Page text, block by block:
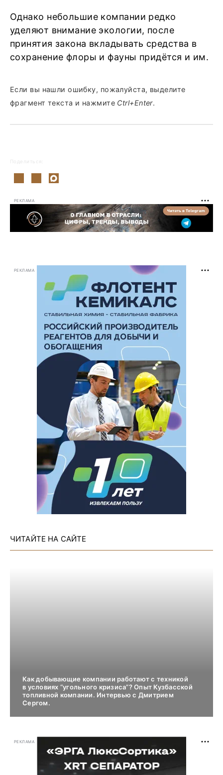
Однако небольшие компании редко
уделяют внимание экологии, после
принятия закона вкладывать средства в
сохранение флоры и фауны придётся и им.
Если вы нашли ошибку, пожалуйста, выделите
фрагмент текста и нажмите Ctrl+Enter.
Поделиться:
РЕКЛАМА
РЕКЛАМА
ЧИТАЙТЕ НА САЙТЕ
Как добывающие компании работают с техникой
в условиях “угольного кризиса”? Опыт Кузбасской
топливной компании. Интервью с Дмитрием
Сергом.
РЕКЛАМА